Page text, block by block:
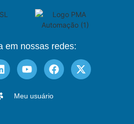
em nossas redes:
Meu usuário